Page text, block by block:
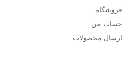
فروشگاه
حساب من
ارسال محصولات